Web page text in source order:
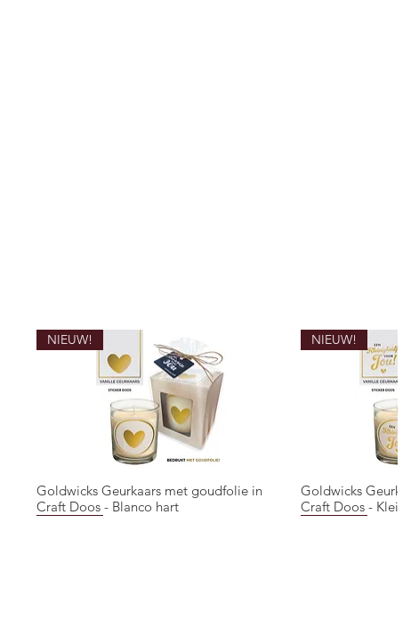
Snel overzicht
NIEUW!
Goldwicks Geurkaars met goudfolie in
Craft Doos - Blanco hart
Snel
NIEUW!
Goldwicks
Craft Doos -